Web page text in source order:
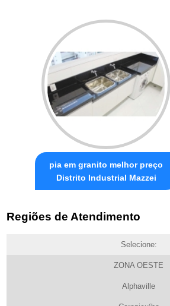
pia em granito melhor preço
Distrito Industrial Mazzei
Regiões de Atendimento
Selecione:
ZONA OESTE
Alphaville